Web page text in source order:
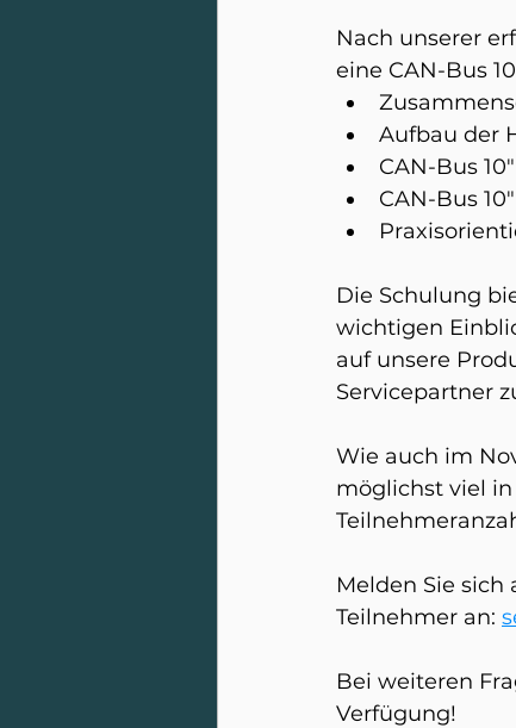
Nach unserer
eine CAN-Bus
Aufbau der
CAN-Bus
CAN-Bus
Die Schulung
wichtigen
auf unsere
Servicepartner
Wie auch im
möglichst viel
Melden Sie
Teilnehmer an:
Bei weiteren
Verfügung!